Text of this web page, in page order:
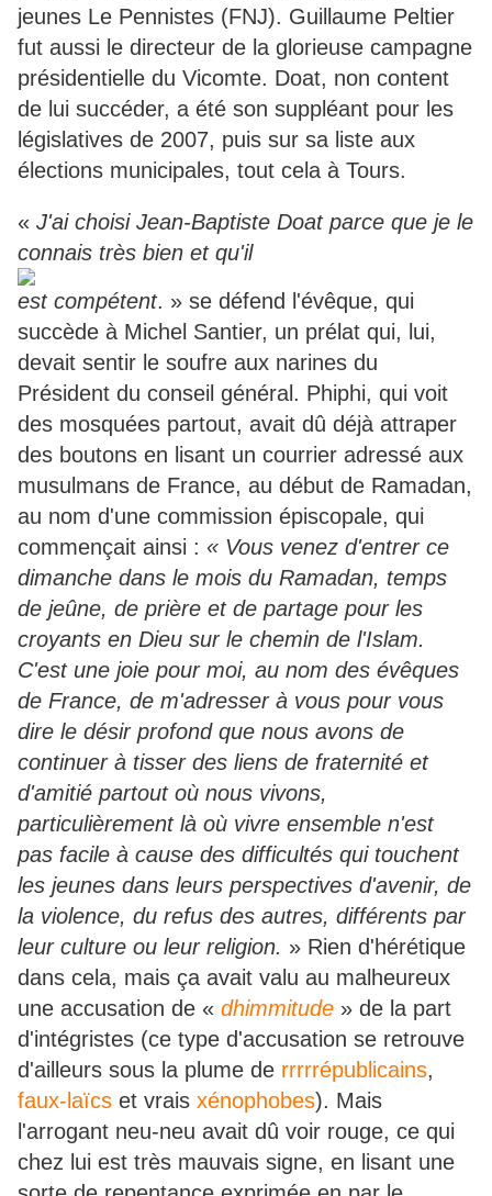
jeunes Le Pennistes (FNJ). Guillaume Peltier
fut aussi le directeur de la glorieuse campagne
présidentielle du Vicomte. Doat, non content
de lui succéder, a été son suppléant pour les
législatives de 2007, puis sur sa liste aux
élections municipales, tout cela à Tours.
« J'ai choisi Jean-Baptiste Doat parce que je le
connais très bien et qu'il
est compétent. » se défend l'évêque, qui
succède à Michel Santier, un prélat qui, lui,
devait sentir le soufre aux narines du
Président du conseil général. Phiphi, qui voit
des mosquées partout, avait dû déjà attraper
des boutons en lisant un courrier adressé aux
musulmans de France, au début de Ramadan,
au nom d'une commission épiscopale, qui
commençait ainsi : « Vous venez d'entrer ce
dimanche dans le mois du Ramadan, temps
de jeûne, de prière et de partage pour les
croyants en Dieu sur le chemin de l'Islam.
C'est une joie pour moi, au nom des évêques
de France, de m'adresser à vous pour vous
dire le désir profond que nous avons de
continuer à tisser des liens de fraternité et
d'amitié partout où nous vivons,
particulièrement là où vivre ensemble n'est
pas facile à cause des difficultés qui touchent
les jeunes dans leurs perspectives d'avenir, de
la violence, du refus des autres, différents par
leur culture ou leur religion. » Rien d'hérétique
dans cela, mais ça avait valu au malheureux
une accusation de « dhimmitude » de la part
d'intégristes (ce type d'accusation se retrouve
d'ailleurs sous la plume de rrrrrépublicains,
faux-laïcs et vrais xénophobes). Mais
l'arrogant neu-neu avait dû voir rouge, ce qui
chez lui est très mauvais signe, en lisant une